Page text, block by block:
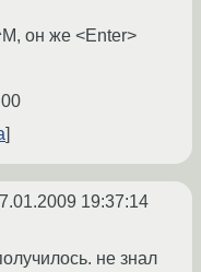
он же <Enter>
19:37:14
не знал